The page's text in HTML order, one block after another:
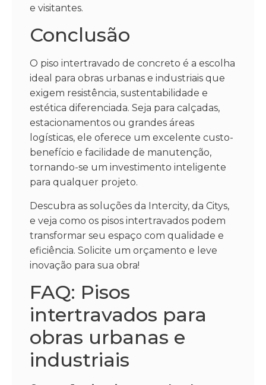
e visitantes.
Conclusão
O piso intertravado de concreto é a escolha
ideal para obras urbanas e industriais que
exigem resistência, sustentabilidade e
estética diferenciada. Seja para calçadas,
estacionamentos ou grandes áreas
logísticas, ele oferece um excelente custo-
benefício e facilidade de manutenção,
tornando-se um investimento inteligente
para qualquer projeto.
Descubra as soluções da Intercity, da Citys,
e veja como os pisos intertravados podem
transformar seu espaço com qualidade e
eficiência. Solicite um orçamento e leve
inovação para sua obra!
FAQ: Pisos
intertravados para
obras urbanas e
industriais